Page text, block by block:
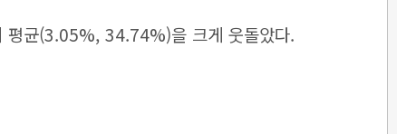
평균(3.05%, 34.74%)을 크게 웃돌았다.